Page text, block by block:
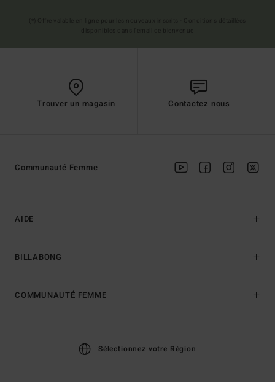
Trouver un magasin Contactez nous
AIDE
BILLABONG
Communauté Femme
COMMUNAUTÉ FEMME
Sélectionnez votre Région